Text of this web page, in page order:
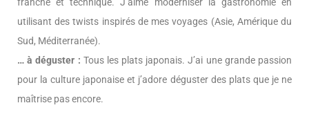
franche et technique. J’aime moderniser la gastronomie en
utilisant des twists inspirés de mes voyages (Asie, Amérique du
Sud, Méditerranée).
… à déguster : Tous les plats japonais. J’ai une grande passion
pour la culture japonaise et j’adore déguster des plats que je ne
maîtrise pas encore.